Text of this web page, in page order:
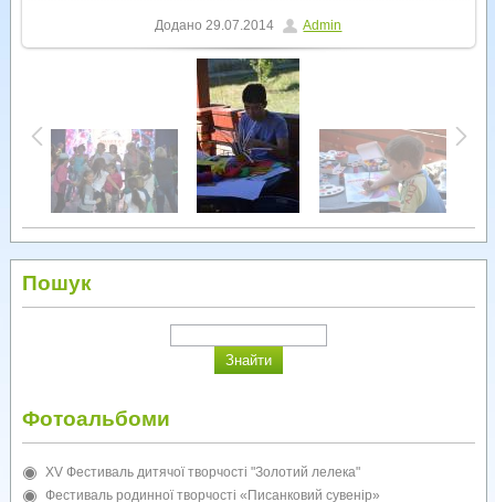
Додано 29.07.2014 Admin
Пошук
Фотоальбоми
XV Фестиваль дитячої творчості "Золотий лелека"
Фестиваль родинної творчості «Писанковий сувенір»